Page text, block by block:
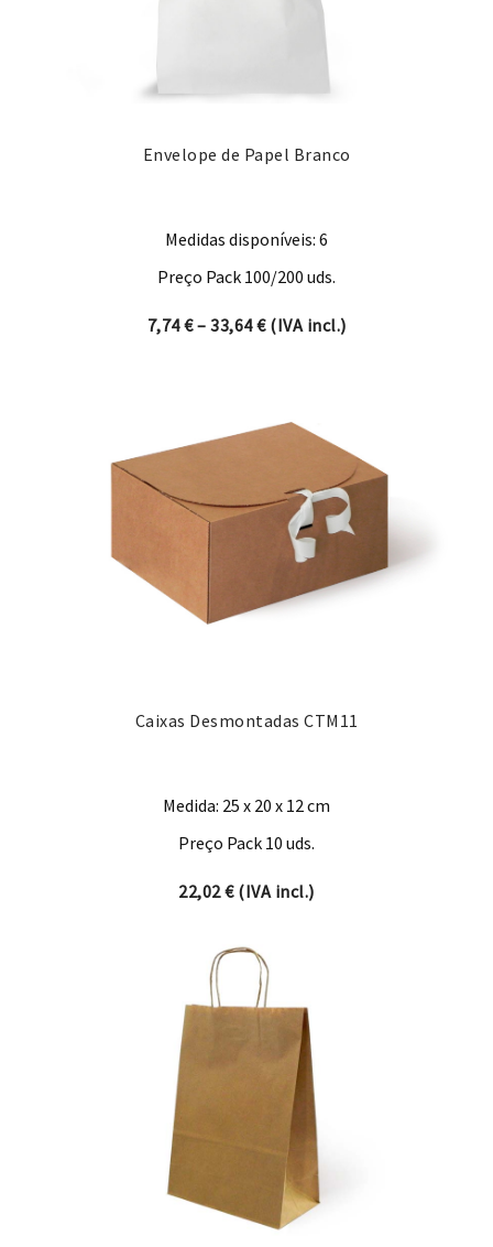
Envelope de Papel Branco
Medidas disponíveis: 6
Preço Pack 100/200 uds.
7,74€– 33,64€Price range: 7,74 € through
(IVA incl.)
Caixas Desmontadas CTM11
Medida: 25 x 20 x 12 cm
Preço Pack 10 uds.
22,02€(IVA incl.)